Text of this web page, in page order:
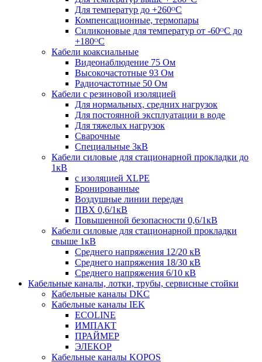
Для температур до +260ᴼС
Компенсационные, термопары
Силиконовые для температур от -60ᴼC до
+180ᴼС
Кабели коаксиальные
Видеонаблюдение 75 Ом
Высокочастотные 93 Ом
Радиочастотные 50 Ом
Кабели с резиновой изоляцией
Для нормальных, средних нагрузок
Для постоянной эксплуатации в воде
Для тяжелых нагрузок
Сварочные
Специальные 3кВ
Кабели силовые для стационарной прокладки до
1кВ
c изоляцией XLPE
Бронированные
Воздушные линии передач
ПВХ 0,6/1кВ
Повышенной безопасности 0,6/1кВ
Кабели силовые для стационарной прокладки
свыше 1кВ
Среднего напряжения 12/20 кВ
Среднего напряжения 18/30 кВ
Среднего напряжения 6/10 кВ
Кабельные каналы, лотки, трубы, сервисные стойки
Кабельные каналы DKC
Кабельные каналы IEK
ECOLINE
ИМПАКТ
ПРАЙМЕР
ЭЛЕКОР
Кабельные каналы KOPOS